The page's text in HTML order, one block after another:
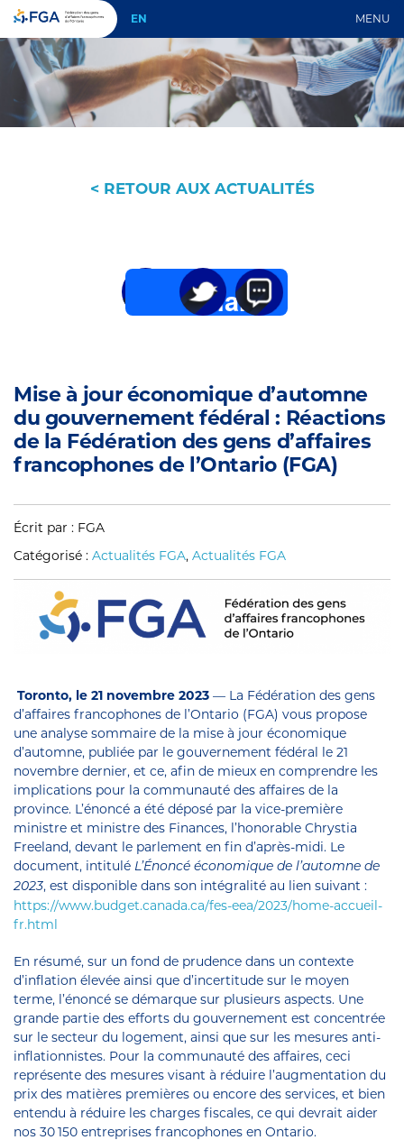
MENU
EN
< RETOUR AUX ACTUALITÉS
Share
Mise à jour économique d’automne
du gouvernement fédéral : Réactions
de la Fédération des gens d’affaires
francophones de l’Ontario (FGA)
Écrit par : FGA
Catégorisé : Actualités FGA, Actualités FGA
Toronto, le 21 novembre 2023 — La Fédération des gens
d’affaires francophones de l’Ontario (FGA) vous propose
une analyse sommaire de la mise à jour économique
d’automne, publiée par le gouvernement fédéral le 21
novembre dernier, et ce, afin de mieux en comprendre les
implications pour la communauté des affaires de la
province. L’énoncé a été déposé par la vice-première
ministre et ministre des Finances, l’honorable Chrystia
Freeland, devant le parlement en fin d’après-midi. Le
document, intitulé L’Énoncé économique de l’automne de
2023, est disponible dans son intégralité au lien suivant :
https://www.budget.canada.ca/fes-eea/2023/home-accueil-
fr.html
En résumé, sur un fond de prudence dans un contexte
d’inflation élevée ainsi que d’incertitude sur le moyen
terme, l’énoncé se démarque sur plusieurs aspects. Une
grande partie des efforts du gouvernement est concentrée
sur le secteur du logement, ainsi que sur les mesures anti-
inflationnistes. Pour la communauté des affaires, ceci
représente des mesures visant à réduire l’augmentation du
prix des matières premières ou encore des services, et bien
entendu à réduire les charges fiscales, ce qui devrait aider
nos 30 150 entreprises francophones en Ontario.